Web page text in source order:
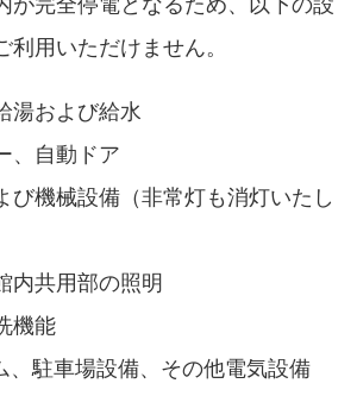
用いただけません。
湯および給水
、自動ドア
び機械設備（非常灯も消灯いたし
内共用部の照明
機能
、駐車場設備、その他電気設備